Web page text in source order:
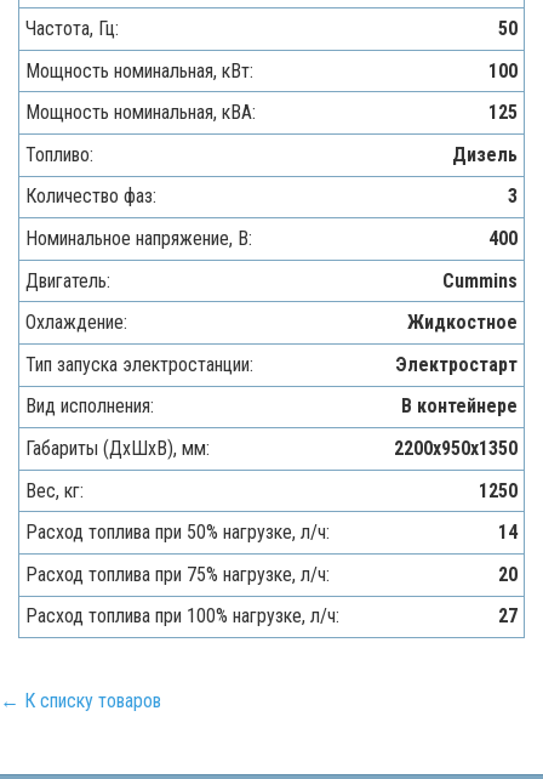
Частота, Гц:
50
Мощность номинальная, кВт:
100
Мощность номинальная, кВА:
125
Топливо:
Дизель
Количество фаз:
3
Номинальное напряжение, В:
400
Двигатель:
Cummins
Охлаждение:
Жидкостное
Тип запуска электростанции:
Электростарт
Вид исполнения:
В контейнере
Габариты (ДхШхВ), мм:
2200х950х1350
Вес, кг:
1250
Расход топлива при 50% нагрузке, л/ч:
14
Расход топлива при 75% нагрузке, л/ч:
20
Расход топлива при 100% нагрузке, л/ч:
27
← К списку товаров